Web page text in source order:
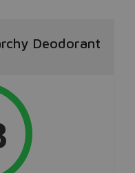
Deodorant